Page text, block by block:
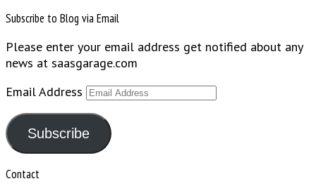
Subscribe to Blog via Email
Please enter your email address get notified about any
news at saasgarage.com
Email Address
Subscribe
Contact